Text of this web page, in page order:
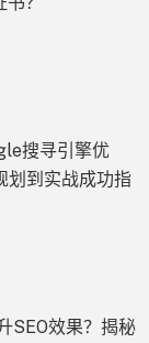
搜寻引擎优
划到实战成功指
SEO效果？揭秘